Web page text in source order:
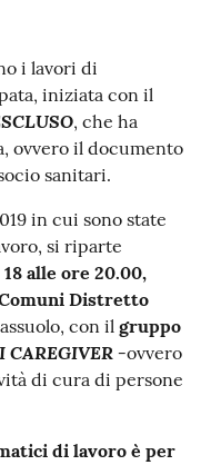
i lavori di
iniziata con il
, che ha
ovvero il documento
sanitari.
in cui sono state
si riparte
alle ore 20.00,
Distretto
con ilgruppo
I CAREGIVER -ovvero
di cura di persone
di lavoro è per